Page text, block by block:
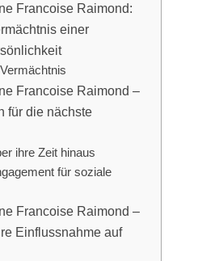
Francoise Raimond:
einer
Francoise Raimond –
für die nächste
ihre Zeit hinaus
für soziale
Francoise Raimond –
Einflussnahme auf